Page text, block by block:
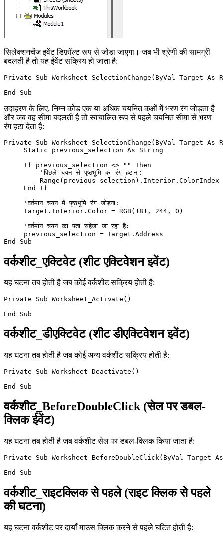
सिलेक्शनचेंज इवेंट डिफ़ॉल्ट रूप से जोड़ा जाएगा। जब भी श्रेणी की सामग्री
बदलती है तो यह ईवेंट सक्रिय हो जाता है:
Private Sub Worksheet_SelectionChange(ByVal Target As
उदाहरण के लिए, निम्न कोड एक या अधिक चयनित कक्षों में भरण रंग जोड़ता है
और जब वह सीमा बदलती है तो स्वचालित रूप से पहले चयनित सीमा से भरण
रंग हटा देता है:
Private Sub Worksheet_SelectionChange(ByVal Target As
     Static previous_selection As String
     If previous_selection <> "" Then
         'पिछले चयन से पृष्ठभूमि का रंग हटाना:
Range(previous_selection).Interior.ColorIndex
     End If
     'वर्तमान चयन में पृष्ठभूमि रंग जोड़ना:
     Target.Interior.Color = RGB(181, 244, 0)
     'वर्तमान चयन का पता सहेजा जा रहा है:
     previous_selection = Target.Address
वर्कशीट_एक्टिवेट (शीट एक्टिवेशन इवेंट)
यह घटना तब होती है जब कोई वर्कशीट सक्रिय होती है:
Private Sub Worksheet_Activate()
वर्कशीट_डीएक्टिवेट (शीट डीएक्टिवेशन इवेंट)
यह घटना तब होती है जब कोई अन्य वर्कशीट सक्रिय होती है:
Private Sub Worksheet_Deactivate()
वर्कशीट_BeforeDoubleClick (सेल पर डबल-
क्लिक ईवेंट)
यह घटना तब होती है जब वर्कशीट सेल पर डबल-क्लिक किया जाता है:
Private Sub Worksheet_BeforeDoubleClick(ByVal Target
वर्कशीट_राइटक्लिक से पहले (राइट क्लिक से पहले
की घटना)
यह घटना वर्कशीट पर दायाँ माउस क्लिक करने से पहले घटित होती है: